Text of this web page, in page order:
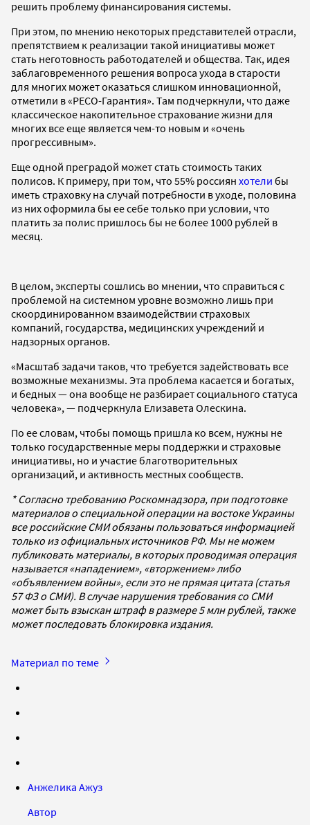
решить проблему финансирования системы.
При этом, по мнению некоторых представителей отрасли,
препятствием к реализации такой инициативы может
стать неготовность работодателей и общества. Так, идея
заблаговременного решения вопроса ухода в старости
для многих может оказаться слишком инновационной,
отметили в «РЕСО-Гарантия». Там подчеркнули, что даже
классическое накопительное страхование жизни для
многих все еще является чем-то новым и «очень
прогрессивным».
Еще одной преградой может стать стоимость таких
полисов. К примеру, при том, что 55% россиян хотели бы
иметь страховку на случай потребности в уходе, половина
из них оформила бы ее себе только при условии, что
платить за полис пришлось бы не более 1000 рублей в
месяц.
В целом, эксперты сошлись во мнении, что справиться с
проблемой на системном уровне возможно лишь при
скоординированном взаимодействии страховых
компаний, государства, медицинских учреждений и
надзорных органов.
«Масштаб задачи таков, что требуется задействовать все
возможные механизмы. Эта проблема касается и богатых,
и бедных — она вообще не разбирает социального статуса
человека», — подчеркнула Елизавета Олескина.
По ее словам, чтобы помощь пришла ко всем, нужны не
только государственные меры поддержки и страховые
инициативы, но и участие благотворительных
организаций, и активность местных сообществ.
* Согласно требованию Роскомнадзора, при подготовке
материалов о специальной операции на востоке Украины
все российские СМИ обязаны пользоваться информацией
только из официальных источников РФ. Мы не можем
публиковать материалы, в которых проводимая операция
называется «нападением», «вторжением» либо
«объявлением войны», если это не прямая цитата (статья
57 ФЗ о СМИ). В случае нарушения требования со СМИ
может быть взыскан штраф в размере 5 млн рублей, также
может последовать блокировка издания.
Материал по теме
Анжелика Ажуз
Автор